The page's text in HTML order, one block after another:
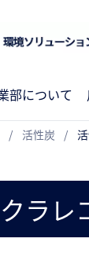
部について
活性炭
ラレ